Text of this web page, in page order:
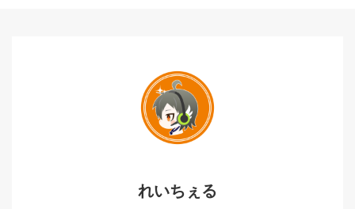
れいちぇる